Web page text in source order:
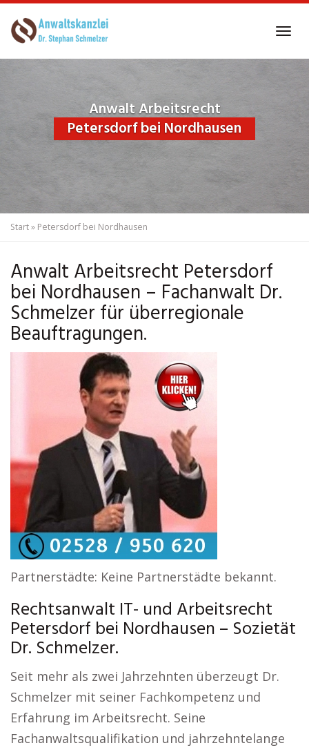
to
Anwalt Arbeitsrecht
Petersdorf bei Nordhausen
Start» Petersdorf bei Nordhausen
Anwalt Arbeitsrecht Petersdorf
bei Nordhausen – Fachanwalt Dr.
Schmelzer für überregionale
Beauftragungen.
Partnerstädte: Keine Partnerstädte bekannt.
Rechtsanwalt IT- und Arbeitsrecht
Petersdorf bei Nordhausen – Sozietät
Dr. Schmelzer.
Seit mehr als zwei Jahrzehnten überzeugt Dr.
Schmelzer mit seiner Fachkompetenz und
Erfahrung im Arbeitsrecht. Seine
Fachanwaltsqualifikation und jahrzehntelange